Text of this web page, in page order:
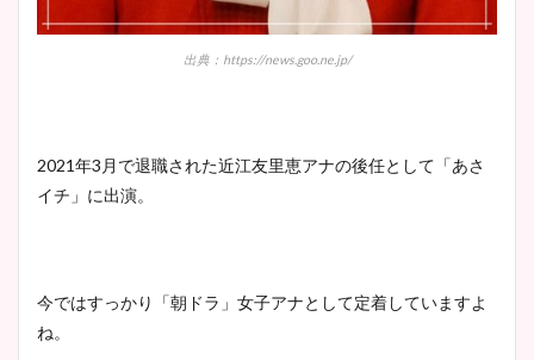
出典：https://news.goo.ne.jp/
2021年3 月で退職された近江友里恵アナの後任として「あさ
イチ」に出演。
今ではすっかり「朝ドラ」女子アナとして定着していますよ
ね。